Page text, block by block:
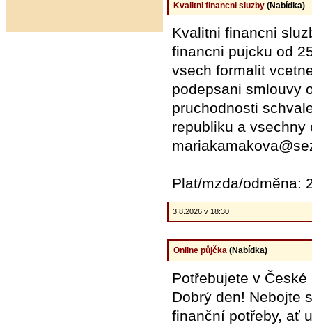
Kvalitni financni sluzby (Nabídka)
Kvalitni financni
financni pujcku od
vsech formalit
podepsani smlouvy
pruchodnosti
republiku a vsechny
Plat/mzda/odměna:
3.8.2026 v 18:30
Online půjčka (Nabídka)
Potřebujete v
Dobrý den! Nebojte
finanční potřeby, ať